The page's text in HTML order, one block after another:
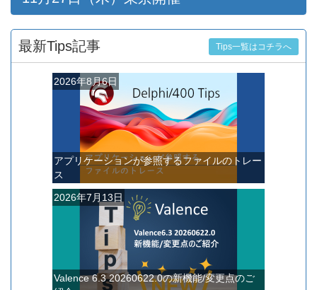
最新Tips記事 Tips一覧はコチラへ
2026年8月6日
アプリケーションが参照するファイルのトレー
ス
2026年7月13日
Valence 6.3 20260622.0の新機能/変更点のご